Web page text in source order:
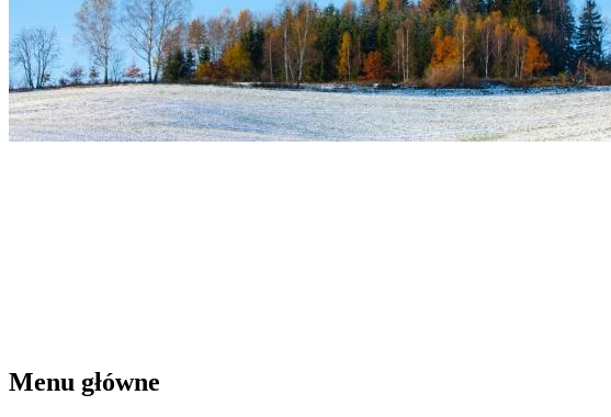
Menu główne